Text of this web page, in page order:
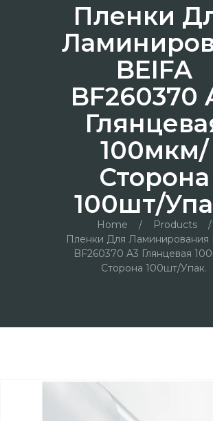
Пленки
BEIFA
BF260370
100мкм/
Сторона
100шт/
Home / Products
/
Пленки Для Ламинирования
BF260370 A3 Глянцевая
Сторона 100шт/упак.